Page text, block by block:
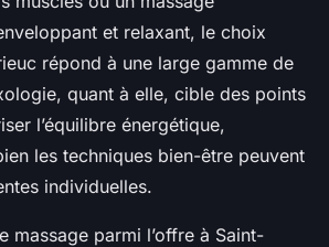
et relaxant, le choix
répond à une large gamme de
quant à elle, cible des points
l’équilibre énergétique,
les techniques bien-être peuvent
individuelles.
massage parmi l’offre à Saint-